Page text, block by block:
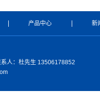
产品中心 新
人：杜先生 13506178852